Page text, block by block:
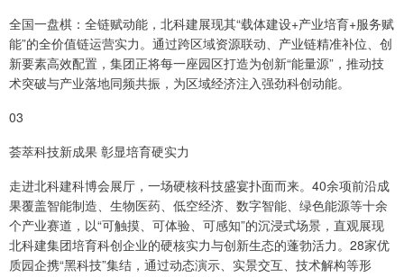
全国一盘棋：全链赋动能，北科建展现其“载体建设+产业培育+服务赋
能”的全价值链运营实力。通过跨区域资源联动、产业链精准补位、创
新要素高效配置，集团正将每一座园区打造为创新“能量源”，推动技
术突破与产业落地同频共振，为区域经济注入强劲科创动能。
03
荟萃科技新成果 彰显培育硬实力
走进北科建科博会展厅，一场硬核科技盛宴扑面而来。40余项前沿成
果覆盖智能制造、生物医药、低空经济、数字智能、绿色能源等十余
个产业赛道，以“可触摸、可体验、可感知”的沉浸式场景，直观展现
北科建集团培育科创企业的硬核实力与创新生态的蓬勃活力。28家优
质园企携“黑科技”集结，通过动态演示、实景交互、技术解构等形